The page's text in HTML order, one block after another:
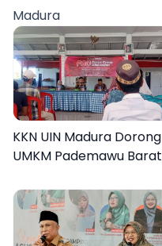
Madura
KKN UIN Madura Dorong
UMKM Pademawu Barat